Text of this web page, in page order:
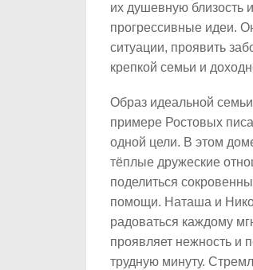
их душевную близость
прогрессивные идеи.
ситуации, проявить
крепкой семьи и
Образ идеальной
примере Ростовых
одной цели. В этом
тёплые дружеские
поделиться
помощи. Наташа и
радоваться каждому
проявляет нежность и
трудную минуту.